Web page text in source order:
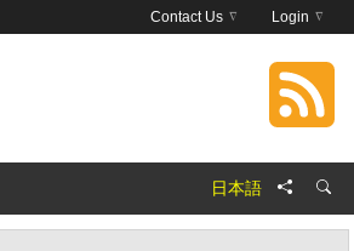
Login
Contact Us
日本語